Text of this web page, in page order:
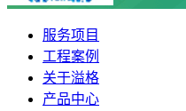
服务项目
工程案例
关于溢格
产品中心